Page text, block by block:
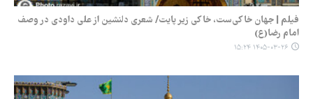
فیلم | جهان خاکی‌ست، خاکی زیر پایت/ شعری دلنشین از علی داودی در وصف
امام رضا(ع)
۱۴۰۵-۰۳-۲۶ ۱۵:۲۴